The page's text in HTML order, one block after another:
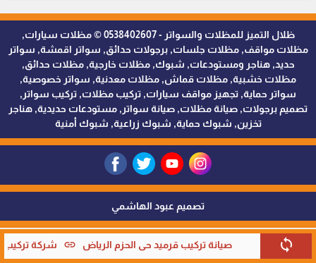
sync صيانة تركيب قرميد حي الحزم الرياض link شركة تركيب
ظلال التميز للمظلات والسواتر - 0538402607 © مظلات سيارات,
مظلات مواقف, مظلات جلسات, برجولات حدائق, سواتر اقمشة, سواتر
حديد, هناجر ومستودعات, شبوك, مظلات خارجية, مظلات حدائق,
مظلات خشبية, مظلات قماش, مظلات معدنية, سواتر خصوصية,
سواتر حماية, تجهيز مواقف سيارات, تركيب مظلات, تركيب سواتر,
تصميم برجولات, صيانة مظلات, صيانة سواتر, مستودعات حديدية, هناجر
تخزين, شبوك حماية, شبوك زراعية, شبوك أمنية
تصميم عبود الهاشمي